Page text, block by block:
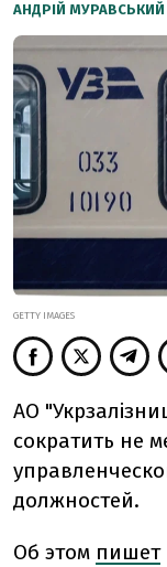
АНДРІЙ МУРАВСЬКИЙ
GETTY IMAGES
АО
сократить не
должностей.
Об этом пишет